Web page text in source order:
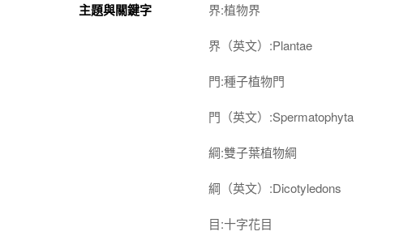
主題與關鍵字 界:植物界
界（英文）:Plantae
門:種子植物門
門（英文）:Spermatophyta
綱:雙子葉植物綱
綱（英文）:Dicotyledons
目:十字花目